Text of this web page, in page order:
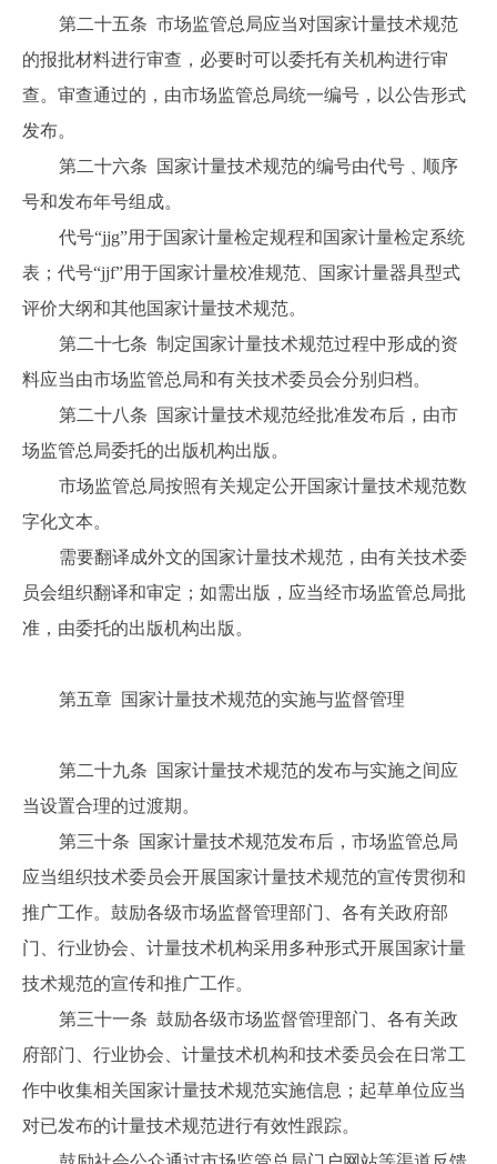
第二十五条 市场监管总局应当对国家计量技术规范
的报批材料进行审查，必要时可以委托有关机构进行审
查。审查通过的，由市场监管总局统一编号，以公告形式
发布。
第二十六条 国家计量技术规范的编号由代号﹑顺序
号和发布年号组成。
代号“jjg”用于国家计量检定规程和国家计量检定系统
表；代号“jjf”用于国家计量校准规范、国家计量器具型式
评价大纲和其他国家计量技术规范。
第二十七条 制定国家计量技术规范过程中形成的资
料应当由市场监管总局和有关技术委员会分别归档。
第二十八条 国家计量技术规范经批准发布后，由市
场监管总局委托的出版机构出版。
市场监管总局按照有关规定公开国家计量技术规范数
字化文本。
需要翻译成外文的国家计量技术规范，由有关技术委
员会组织翻译和审定；如需出版，应当经市场监管总局批
准，由委托的出版机构出版。
第五章 国家计量技术规范的实施与监督管理
第二十九条 国家计量技术规范的发布与实施之间应
当设置合理的过渡期。
第三十条 国家计量技术规范发布后，市场监管总局
应当组织技术委员会开展国家计量技术规范的宣传贯彻和
推广工作。鼓励各级市场监督管理部门、各有关政府部
门、行业协会、计量技术机构采用多种形式开展国家计量
技术规范的宣传和推广工作。
第三十一条 鼓励各级市场监督管理部门、各有关政
府部门、行业协会、计量技术机构和技术委员会在日常工
作中收集相关国家计量技术规范实施信息；起草单位应当
对已发布的计量技术规范进行有效性跟踪。